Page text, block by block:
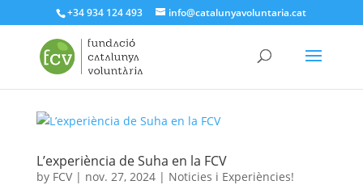
+34 934 124 493 info@catalunyavoluntaria.cat
L’experiència de Suha en la FCV
by FCV| nov. 27, 2024| Noticies i Experiències!